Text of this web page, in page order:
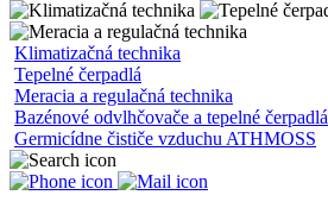
Klimatizačná technika
Tepelné čerpadlá
Meracia a regulačná technika
Bazénové odvlhčovače a tepelné čerpadlá
Germicídne čističe vzduchu ATHMOSS